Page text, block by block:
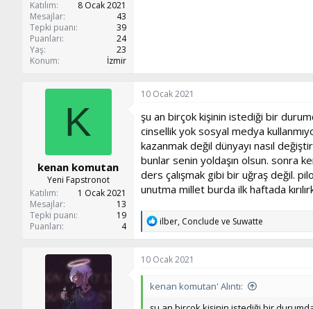
Katılım
8 Ocak 2021
Mesajlar
43
Tepki puanı
39
Puanları
24
Yaş
23
Konum
İzmir
K
kenan komutan
Yeni Fapstronot
Katılım
1 Ocak 2021
Mesajlar
13
Tepki puanı
19
Puanları
4
10 Ocak 2021
şu an birçok kişinin istediği bir
cinsellik yok sosyal medya
kazanmak değil dünyayı nasıl
bunlar senin yoldaşın olsun. sonra
ders çalışmak gibi bir uğraş değil.
unutma millet burda ilk haftada
T
p
i
e
ilber, Conclude ve Suwatte
10 Ocak 2021
kenan komutan' Alıntı: